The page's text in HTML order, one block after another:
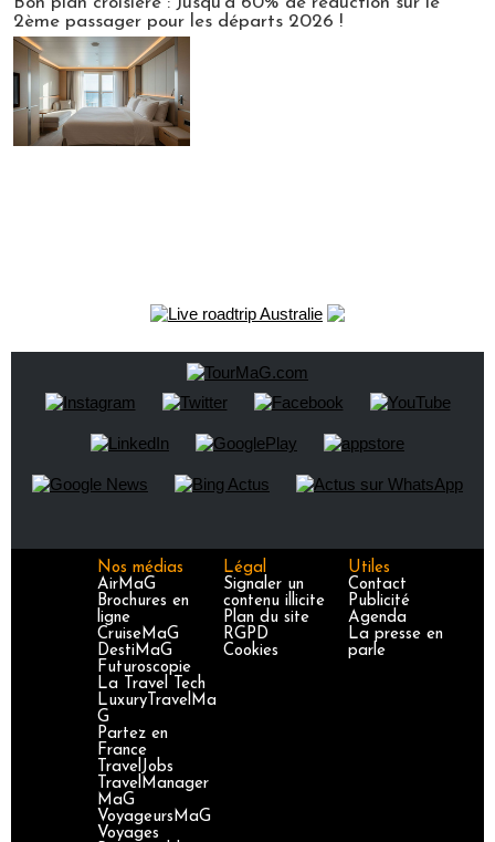
2ème passager pour les départs 2026 !
Nos médias
AirMaG
Brochures en
ligne
CruiseMaG
DestiMaG
Futuroscopie
La Travel Tech
LuxuryTravelMa
G
Partez en
France
TravelJobs
TravelManager
MaG
VoyageursMaG
Voyages
Légal
Signaler un
contenu illicite
Plan du site
RGPD
Cookies
Utiles
Contact
Publicité
Agenda
La presse en
parle